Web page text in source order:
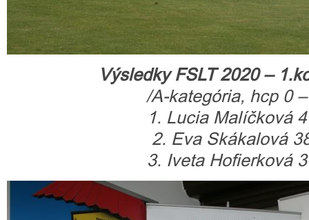
Výsledky FSLT 2020 –
/A-kategória, hcp 0
1. Lucia Malíčková
2. Eva Skákalová
3. Iveta Hofierková